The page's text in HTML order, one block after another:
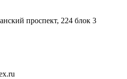
проспект, 224 блок 3